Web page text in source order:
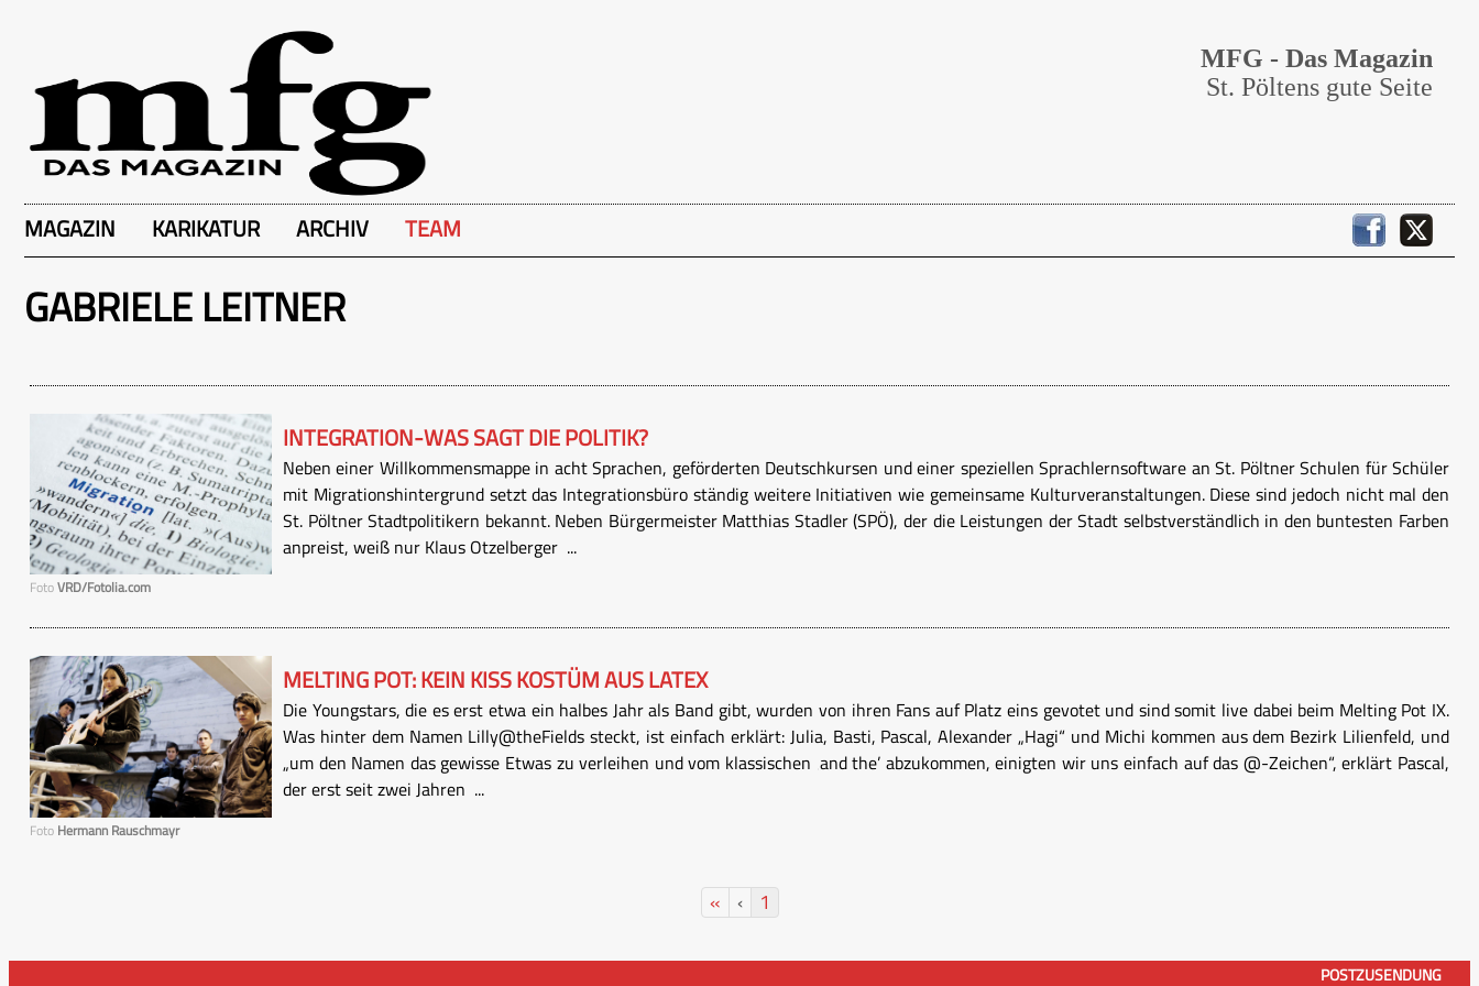
MFG - Das Magazin
St. Pöltens gute Seite
MAGAZIN KARIKATUR ARCHIV TEAM
GABRIELE LEITNER
FotoVRD/Fotolia.com
INTEGRATION-WAS SAGT DIE POLITIK?
Neben einer Willkommensmappe in acht Sprachen, geförderten Deutschkursen und einer speziellen Sprachlernsoftware an St. Pöltner Schulen für Schüler
mit Migrationshintergrund setzt das Integrationsbüro ständig weitere Initiativen wie gemeinsame Kulturveranstaltungen. Diese sind jedoch nicht mal den
St. Pöltner Stadtpolitikern bekannt. Neben Bürgermeister Matthias Stadler (SPÖ), der die Leistungen der Stadt selbstverständlich in den buntesten Farben
anpreist, weiß nur Klaus Otzelberger ...
Foto Hermann Rauschmayr
MELTING POT: KEIN KISS KOSTÜM AUS LATEX
Die Youngstars, die es erst etwa ein halbes Jahr als Band gibt, wurden von ihren Fans auf Platz eins gevotet und sind somit live dabei beim Melting Pot IX.
Was hinter dem Namen Lilly@theFields steckt, ist einfach erklärt: Julia, Basti, Pascal, Alexander „Hagi“ und Michi kommen aus dem Bezirk Lilienfeld, und
„um den Namen das gewisse Etwas zu verleihen und vom klassischen ‚and the’ abzukommen, einigten wir uns einfach auf das @-Zeichen“, erklärt Pascal,
der erst seit zwei Jahren ...
« ‹ 1
POSTZUSENDUNG